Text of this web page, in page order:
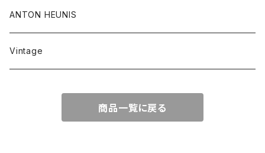
ANTON HEUNIS
Vintage
商品一覧に戻る